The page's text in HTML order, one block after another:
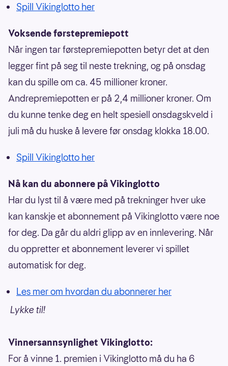
Spill Vikinglotto her
Voksende førstepremiepott
Når ingen tar førstepremiepotten betyr det at den
legger fint på seg til neste trekning, og på onsdag
kan du spille om ca. 45 millioner kroner.
Andrepremiepotten er på 2,4 millioner kroner. Om
du kunne tenke deg en helt spesiell onsdagskveld i
juli må du huske å levere før onsdag klokka 18.00.
Spill Vikinglotto her
Nå kan du abonnere på Vikinglotto
Har du lyst til å være med på trekninger hver uke
kan kanskje et abonnement på Vikinglotto være noe
for deg. Da går du aldri glipp av en innlevering. Når
du oppretter et abonnement leverer vi spillet
automatisk for deg.
Les mer om hvordan du abonnerer her
Lykke til!
Vinnersannsynlighet Vikinglotto:
For å vinne 1. premien i Vikinglotto må du ha 6